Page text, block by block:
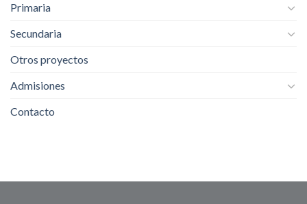
Primaria
Secundaria
Otros proyectos
Admisiones
Contacto